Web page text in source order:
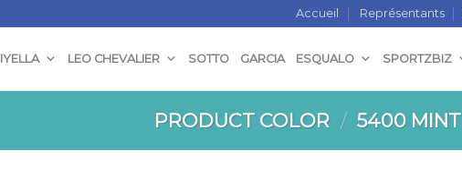
Accueil Représentants
LEO CHEVALIER SOTTO GARCIA ESQUALO SPORTZBIZ
PRODUCT COLOR / 5400 MINT